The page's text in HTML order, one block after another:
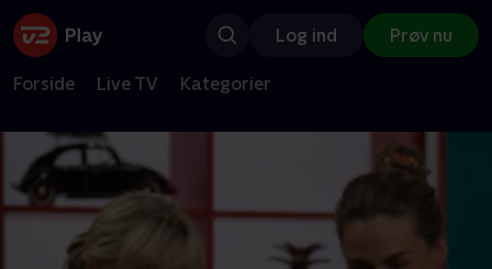
Log ind Prøv nu
Forside Live TV Kategorier